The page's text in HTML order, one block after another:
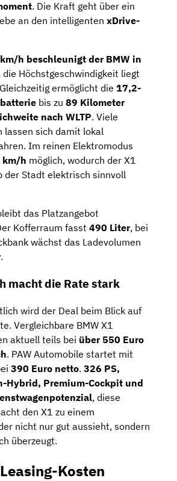
. Die Kraft geht über ein
an den intelligenten xDrive-
h beschleunigt der BMW in
die Höchstgeschwindigkeit liegt
ermöglicht die 17,2-
bis zu 89 Kilometer
nach WLTP. Viele
lassen sich damit lokal
Im reinen Elektromodus
km/h möglich, wodurch der X1
der Stadt elektrisch sinnvoll
das Platzangebot
Kofferraum fasst 490 Liter, bei
wächst das Ladevolumen
.
macht die Rate stark
wird der Deal beim Blick auf
Vergleichbare BMW X1
aktuell teils bei über 550 Euro
. PAW Automobile startet mit
390 Euro netto. 326 PS,
Hybrid, Premium-Cockpit und
, diese
den X1 zu einem
nicht nur gut aussieht, sondern
überzeugt.
Kosten